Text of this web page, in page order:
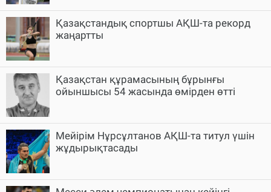
Қазақстандық спортшы АҚШ-та рекорд
жаңартты
Қазақстан құрамасының бұрынғы
ойыншысы 54 жасында өмірден өтті
Мейірім Нұрсұлтанов АҚШ-та титул үшін
жұдырықтасады